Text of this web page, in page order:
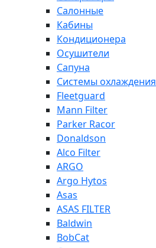
Салонные
Кабины
Кондиционера
Осушители
Сапуна
Системы охлаждения
Fleetguard
Mann Filter
Parker Racor
Donaldson
Alco Filter
ARGO
Argo Hytos
Asas
ASAS FILTER
Baldwin
BobCat